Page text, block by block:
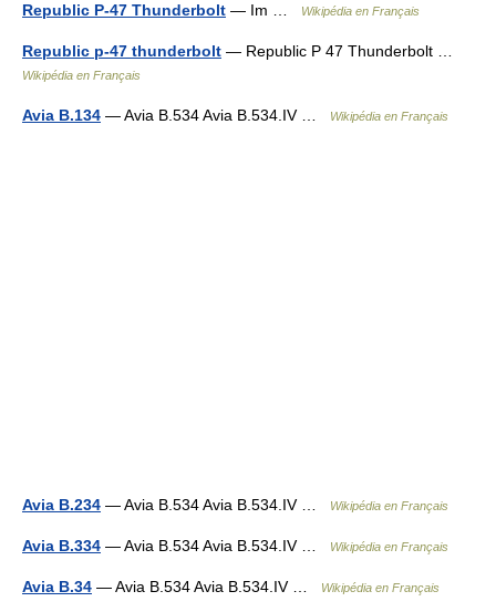
Republic P-47 Thunderbolt — Im … Wikipédia en Français
Republic p-47 thunderbolt — Republic P 47 Thunderbolt …
Wikipédia en Français
Avia B.134 — Avia B.534 Avia B.534.IV … Wikipédia en Français
Avia B.234 — Avia B.534 Avia B.534.IV … Wikipédia en Français
Avia B.334 — Avia B.534 Avia B.534.IV … Wikipédia en Français
Avia B.34 — Avia B.534 Avia B.534.IV … Wikipédia en Français